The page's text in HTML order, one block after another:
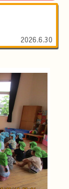
2026.6.30